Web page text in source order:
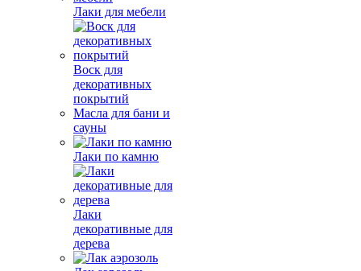
Лаки для мебели
Воск для
декоративных
покрытий
Масла для бани и
сауны
Лаки по камню
Лаки
декоративные для
дерева